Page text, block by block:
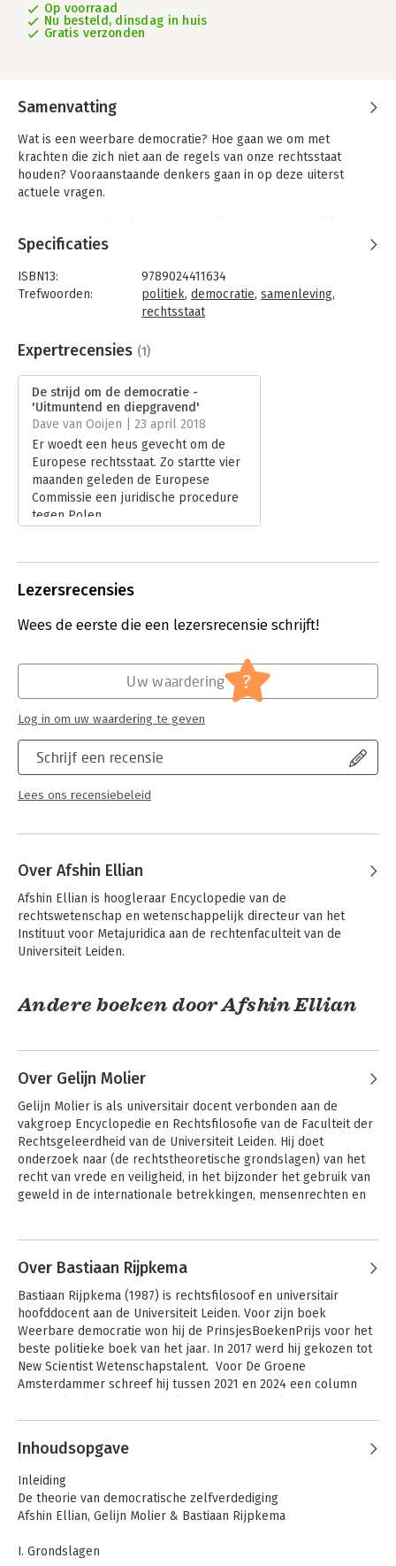
Op voorraad
Nu besteld, dinsdag in huis
Gratis verzonden
Samenvatting
Wat is een weerbare democratie? Hoe gaan we om met
krachten die zich niet aan de regels van onze rechtsstaat
houden? Vooraanstaande denkers gaan in op deze uiterst
actuele vragen.
maatregelen voor, radicale groeperingen trachten door terreur
anderen hun wil op te leggen, buitenlandse regimes pogen in
onze democratie te interveniëren en lidstaten van de EU
nemen wetten aan die de democratie allesbehalve bevorderen.
De strijd om de democratie behandelt in het licht van deze
In hoeverre zijn ondemocratische maatregelen geoorloofd om
de democratie te beschermen? In deze actuele bundel laten
vooraanstaande denkers als Afshin Ellian, Bastiaan Rijpkema,
Paul Cliteur, Gelijn Molier en Dirk Verhofstadt hun licht
schijnen over deze meer dan urgente vraag.
Specificaties
ISBN13:
9789024411634
Trefwoorden:
politiek, democratie, samenleving,
rechtsstaat
Bindwijze:
paperback
Uitgever:
Druk:
1
Verschijningsdatum:
12-1-2018
Hoofdrubriek:
Filosofie
Jongbloed:
Recht algemeen - Rechtsfilosofie
Expertrecensies (1)
De strijd om de democratie -
'Uitmuntend en diepgravend'
Dave van Ooijen | 23 april 2018
Er woedt een heus gevecht om de
Europese rechtsstaat. Zo startte vier
maanden geleden de Europese
Commissie een juridische procedure
tegen Polen.
Lezersrecensies
Wees de eerste die een lezersrecensie schrijft!
Schrijf een recensie
Lees ons recensiebeleid
Uw waardering ?
Log in om uw waardering te geven
Over Afshin Ellian
Afshin Ellian is hoogleraar Encyclopedie van de
rechtswetenschap en wetenschappelijk directeur van het
Instituut voor Metajuridica aan de rechtenfaculteit van de
Universiteit Leiden.
Andere boeken door Afshin Ellian
to Jurisprudence
A New Introduction
to Legal Method
Een nieuw
commentaar op de
Over Gelijn Molier
Gelijn Molier is als universitair docent verbonden aan de
vakgroep Encyclopedie en Rechtsfilosofie van de Faculteit der
Rechtsgeleerdheid van de Universiteit Leiden. Hij doet
onderzoek naar (de rechtstheoretische grondslagen) van het
recht van vrede en veiligheid, in het bijzonder het gebruik van
geweld in de internationale betrekkingen, mensenrechten en
Law and Morality
Revisited
Over Bastiaan Rijpkema
Bastiaan Rijpkema (1987) is rechtsﬁlosoof en universitair
hoofddocent aan de Universiteit Leiden. Voor zijn boek
Weerbare democratie won hij de PrinsjesBoekenPrijs voor het
beste politieke boek van het jaar. In 2017 werd hij gekozen tot
New Scientist Wetenschapstalent.  Voor De Groene
Amsterdammer schreef hij tussen 2021 en 2024 een column
Handelsblad.
Andere boeken door Bastiaan
Rijpkema
Inhoudsopgave
Inleiding
De theorie van democratische zelfverdediging
Afshin Ellian, Gelijn Molier & Bastiaan Rijpkema
I. Grondslagen